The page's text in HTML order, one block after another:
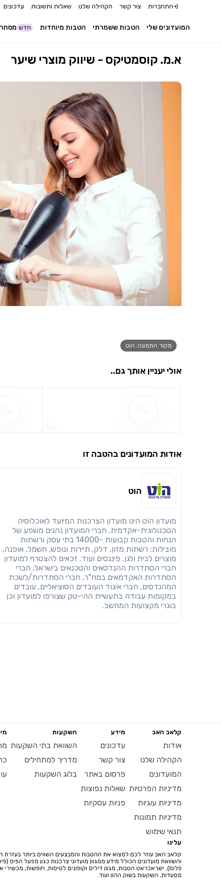
התחברות צור קשר הקהילה שלנו שאלות ותשובות עדכונים
חדש הטבות מיוחדות הטבות ששמרתי המועדונים שלי
א.מ. קוסמטיקס - שיווק מוצרי שיער
מקור התמונה: הוט
אולי יעניין אותך גם..
אודות המועדונים בהטבה זו
הוט
מועדון הוֹט הינו מועדון הצרכנות המיועד לאוכלוסיה
הטכנולוגית-אקדמית. חברי המועדון נהנים משפע של
הנחות והטבות קבועות -14000 בתי עסק ורשתות
מובילות: רשתות מזון, דלק, תיירות ונופש, חשמל, אופנה,
מוצרים לבית ולגן, פיננסים ועוד. זכאים להצטרף למועדון
חברי הסתדרות ההנדסאים והטכנאים בישראל, חברי
הסתדרות האקדמאים במח"ר, חברי הסתדרות/לשכת
המהנדסים, חברי איגוד העובדים הסוציאליים, עובדים
במקומות עבודה בתעשיית ההי-טק שצורפו למועדון וכן
בוגרי מקצועות המחשב.
קלאב האב
אודות
הקהילה שלנו
המועדונים
מדיניות הפרטיות
מדיניות עוגיות
מדיניות תמונות
תנאי שימוש
מידע
עדכונים
צור קשר
פרסום באתר
שאלות נפוצות
פניות עסקיות
השקעות
השוואת בתי השקעות
מדריך למתחילים
בלוג השקעות
עלינו
קלאב האב עוזר לכם למצוא את ההטבות והמבצעים השווים ביותר בעזרת
והשוואת מועדונים הכולל מידע ממגוון מועדוני צרכנות כגון מפעל הפיס
פלוס), ישראכראט הטבות, מגוון דילים וקופונים לטיסות, חופשות, מכשירי
מסעדות, השקעות בשוק ההון ועוד.